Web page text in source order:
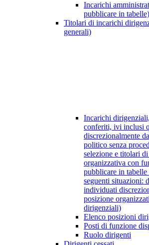
Incarichi
pubblicare in tabelle)
Titolari di incarichi
generali)
Incarichi
conferiti, ivi inclusi
discrezionalmente
politico senza
selezione e titolari
organizzativa con
pubblicare in
seguenti situazioni:
individuati
posizione
dirigenziali)
Elenco posizioni
Posti di funzione
Ruolo dirigenti